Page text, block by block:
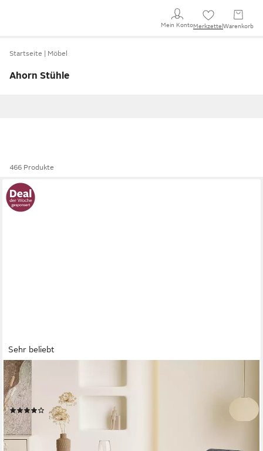
Mein KontoMerkzettel Warenkorb
Startseite Möbel
Ahorn Stühle
466 Produkte
Sehr beliebt
HAWTHYHOME
Esszimmerstuhl Stuhlset – Polsterstühle, Moderner Küchenstuhl
(2 St), mit Ergonomischer Rückenlehne und Metallbeinen
(170)
ab 98,99 € UVP
nur bis Dienstag
(49,50 €/ 1 Stk)